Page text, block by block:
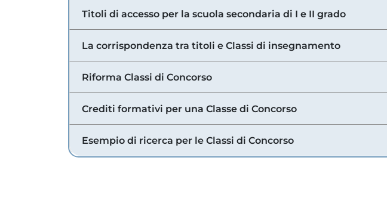
Titoli di accesso per la scuola secondaria di I e II grado
La corrispondenza tra titoli e Classi di insegnamento
Riforma Classi di Concorso
Crediti formativi per una Classe di Concorso
Esempio di ricerca per le Classi di Concorso